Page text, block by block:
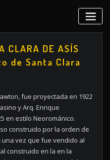
CLARA DE ASÍS
de Santa Clara
fue proyectada en 1922
y Arq. Enrique
en estilo Neorománico.
construido por la orden de
vez que fue vendido al
construido en la en la